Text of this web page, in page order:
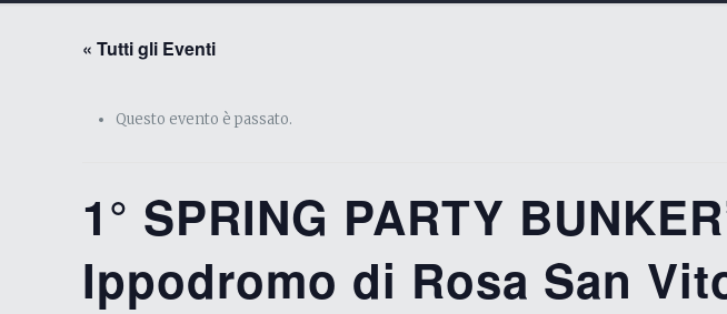
« Tutti gli Eventi
Questo evento è passato.
1° SPRING PARTY
Ippodromo di Rosa San